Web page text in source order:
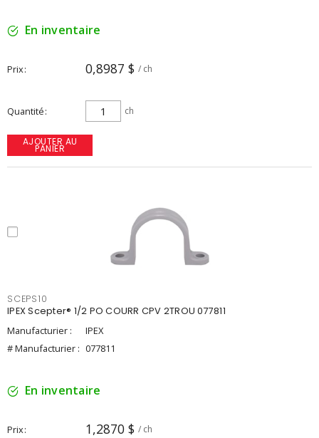
En inventaire
Prix 0,8987 $ / ch
Quantité ch
AJOUTER AU
PANIER
SCEPS10
IPEX Scepter® 1/2 PO COURR CPV 2TROU 077811
Manufacturier :
IPEX
# Manufacturier : 077811
En inventaire
Prix 1,2870 $ / ch